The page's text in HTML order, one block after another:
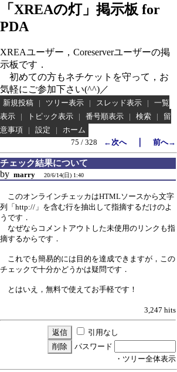
「XREAの灯」掲示板 for
PDA
XREAユーザー，Coreserverユーザーの掲
示板です．
初めての方もネチケットを守って，お
気軽にご参加下さい(^^)／
新規投稿 | ツリー表示 | スレッド表示 |
一覧
表示
| トピック表示 | 番号順表示 | 検索 |
留
意事項
| 設定 |
ホーム
75 / 328
←次へ｜ 前へ→
チェック結果について
by marry 20/6/14(日) 1:40
このオンラインチェッカはHTMLソースから文字
列「http://」を含む行を抽出して指摘するだけのよ
うです．
なぜならコメントアウトした未使用のリンクも指
摘するからです．
これでも簡易的には目的を達成できますが，この
チェックで十分かどうかは疑問です．
とはいえ，無料で使えてお手軽です！
3,247 hits
引用なし
パスワード
・ツリー全体表示